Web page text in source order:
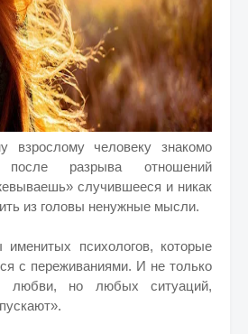
взрослому человеку знакомо
после разрыва отношений
случившееся и никак
из головы ненужные мысли.
психологов, которые
с переживаниями. И не только
любви, но любых ситуаций,